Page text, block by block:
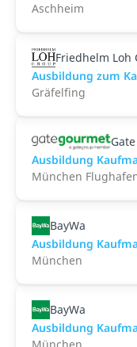
Aschheim
Friedhelm Loh
Ausbildung zum
Gräfelfing
Ausbildung
München
BayWa
Ausbildung
München
BayWa
Ausbildung